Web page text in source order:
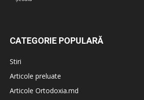
CATEGORIE POPULARĂ
Stiri
Articole preluate
Articole Ortodoxia.md